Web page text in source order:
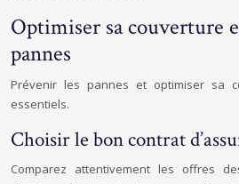
Optimiser sa couverture
pannes
Prévenir les pannes et optimiser sa
essentiels.
Choisir le bon contrat
Comparez attentivement les offres